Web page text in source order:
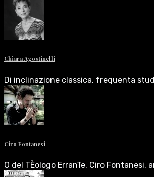
Chiara Agostinelli
Di inclinazione classica, frequenta
Ciro Fontanesi
O del TÈologo ErranTe. Ciro